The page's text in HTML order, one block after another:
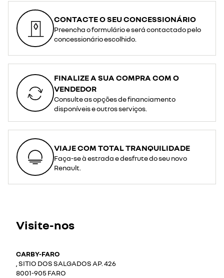
CONTACTE O SEU CONCESSIONÁRIO
Preencha o formulário e será contactado pelo
concessionário escolhido.
FINALIZE A SUA COMPRA COM O
VENDEDOR
Consulte as opções de financiamento
disponíveis e outros serviços.
VIAJE COM TOTAL TRANQUILIDADE
Faça-se à estrada e desfrute do seu novo
Renault.
Visite-nos
CARBY-FARO
, SITIO DOS SALGADOS AP. 426
8001-905 FARO